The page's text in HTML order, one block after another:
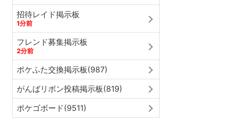
招待レイド掲示板
1分前
フレンド募集掲示板
2分前
ポケふた交換掲示板(987)
がんばリボン投稿掲示板(819)
ポケゴボード(9511)